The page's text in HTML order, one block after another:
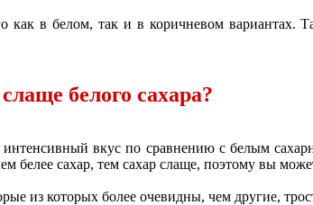
в белом, так и в коричневом вариантах.
белого сахара?
вкус по сравнению с белым
белее сахар, тем сахар слаще, поэтому вы
из которых более очевидны, чем другие,